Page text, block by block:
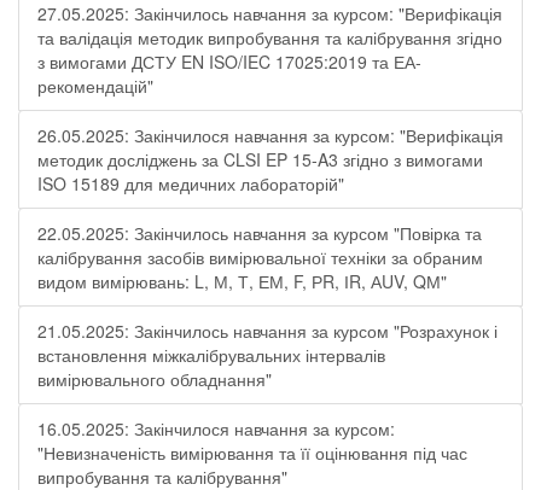
27.05.2025: Закінчилось навчання за курсом: "Верифікація
та валідація методик випробування та калібрування згідно
з вимогами ДСТУ EN ISO/IEC 17025:2019 та ЕА-
рекомендацій"
26.05.2025: Закінчилося навчання за курсом: "Верифікація
методик досліджень за CLSI EP 15-A3 згідно з вимогами
ISO 15189 для медичних лабораторій"
22.05.2025: Закінчилось навчання за курсом "Повірка та
калібрування засобів вимірювальної техніки за обраним
видом вимірювань: L, М, Т, ЕМ, F, РR, ІR, АUV, QМ"
21.05.2025: Закінчилось навчання за курсом "Розрахунок і
встановлення міжкалібрувальних інтервалів
вимірювального обладнання"
16.05.2025: Закінчилося навчання за курсом:
"Невизначеність вимірювання та її оцінювання під час
випробування та калібрування"